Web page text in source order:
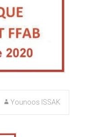
Younoos ISSAK